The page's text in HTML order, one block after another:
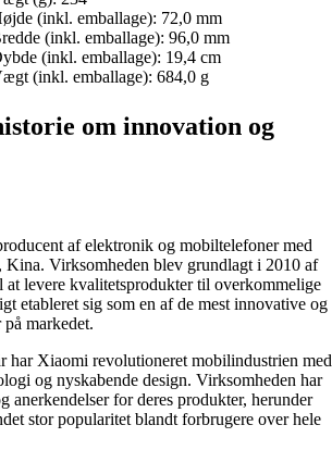
(inkl. emballage): 72,0 mm
(inkl. emballage): 96,0 mm
(inkl. emballage): 19,4 cm
(inkl. emballage): 684,0 g
om innovation og
af elektronik og mobiltelefoner med
Virksomheden blev grundlagt i 2010 af
at levere kvalitetsprodukter til overkommelige
etableret sig som en af de mest innovative og
markedet.
har Xiaomi revolutioneret mobilindustrien med
og nyskabende design. Virksomheden har
anerkendelser for deres produkter, herunder
stor popularitet blandt forbrugere over hele